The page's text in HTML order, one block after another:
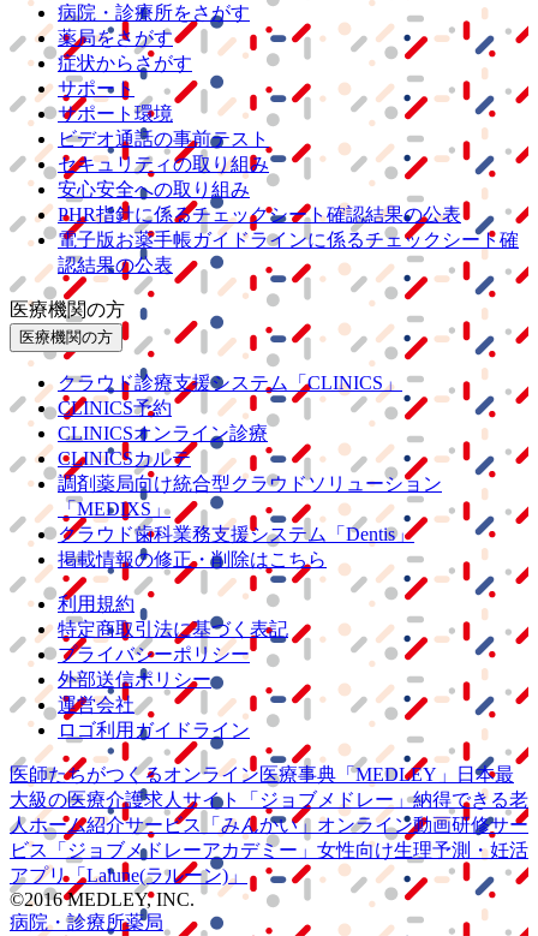
病院・診療所をさがす
薬局をさがす
症状からさがす
サポート
サポート環境
ビデオ通話の事前テスト
セキュリティの取り組み
安心安全への取り組み
PHR指針に係るチェックシート確認結果の公表
電子版お薬手帳ガイドラインに係るチェックシート確
認結果の公表
医療機関の方
医療機関の方
クラウド診療支援システム
「CLINICS」
CLINICS予約
CLINICSオンライン診療
CLINICSカルテ
調剤薬局向け統合型クラウドソリューション
「MEDIXS」
クラウド歯科業務支援システム
「Dentis」
掲載情報の修正・削除はこちら
利用規約
特定商取引法に基づく表記
プライバシーポリシー
外部送信ポリシー
運営会社
ロゴ利用ガイドライン
医師たちがつくるオンライン医療事典 「MEDLEY」
日本最
大級の医療介護求人サイト 「ジョブメドレー」納得できる老
人ホーム紹介サービス
「みんかい」 オンライン動画研修サー
ビス
「ジョブメドレーアカデミー」 女性向け生理予測・妊活
アプリ「Lalune(ラルーン)」
©2016 MEDLEY, INC.
病院・診療所薬局